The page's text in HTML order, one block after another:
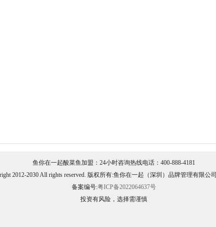
鱼你在一起酸菜鱼加盟：24小时咨询热线电话：400-888-4181
2012-2030 All rights reserved. 版权所有:鱼你在一起（深圳）品牌管理有限公司
备案编号:粤ICP备2022064637号
投资有风险，选择需谨慎